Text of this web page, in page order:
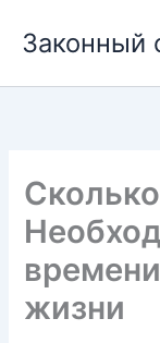
Законный
жизни